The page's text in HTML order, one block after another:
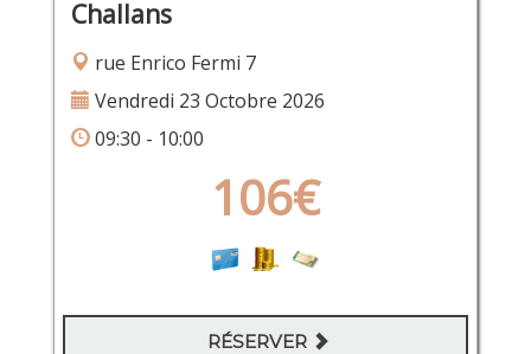
Challans
rue Enrico Fermi 7
Vendredi 23 Octobre 2026
09:30 - 10:00
106€
RÉSERVER